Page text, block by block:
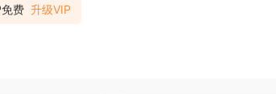
费 升级VIP